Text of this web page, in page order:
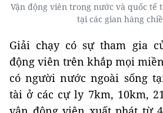
Vận động viên trong nước và quốc tế
tại các gian hàng
Giải chạy có sự tham gia
động viên trên khắp mọi
có người nước ngoài sống
tài ở các cự ly 7km, 10km,